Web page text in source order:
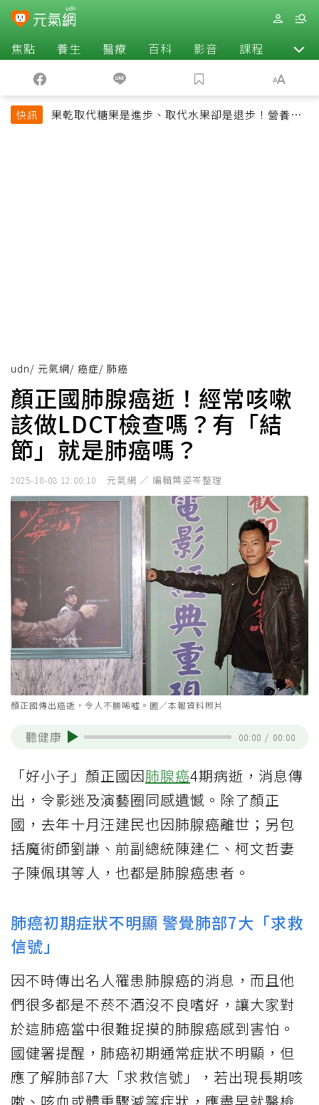
焦點 養生 醫療 百科 影音 課程 退休
快訊
果乾取代糖果是進步、取代水果卻是退步！營養師
udn/ 元氣網/ 癌症/ 肺癌
顏正國肺腺癌逝！經常咳嗽
該做LDCT檢查嗎？有「結
節」就是肺癌嗎？
2025-10-08 12:00:10 元氣網 ／ 編輯葉姿岑整理
顏正國傳出癌逝，令人不勝唏噓。圖／本報資料照片
聽健康 00:00 / 00:00
「好小子」顏正國因肺腺癌4期病逝，消息傳
出，令影迷及演藝圈同感遺憾。除了顏正
國，去年十月汪建民也因肺腺癌離世；另包
括魔術師劉謙、前副總統陳建仁、柯文哲妻
子陳佩琪等人，也都是肺腺癌患者。
肺癌初期症狀不明顯 警覺肺部7大「求救
信號」
因不時傳出名人罹患肺腺癌的消息，而且他
們很多都是不菸不酒沒不良嗜好，讓大家對
於這肺癌當中很難捉摸的肺腺癌感到害怕。
國健署提醒，肺癌初期通常症狀不明顯，但
應了解肺部7大「求救信號」，若出現長期咳
嗽、咳血或體重驟減等症狀，應盡早就醫檢